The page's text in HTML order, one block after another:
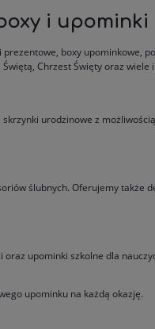
i upominki
boxy upominkowe,
Chrzest Święty oraz wiele
urodzinowe z
ślubnych. Oferujemy także
upominki szkolne dla
upominku na każdą okazję.